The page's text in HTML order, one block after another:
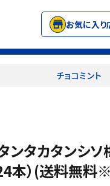
お気に入り
チョコミント
ンタカタンシ
）(送料無料